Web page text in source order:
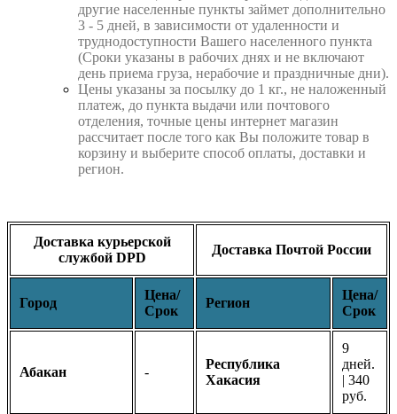
другие населенные пункты займет дополнительно
3 - 5 дней, в зависимости от удаленности и
труднодоступности Вашего населенного пункта
(Сроки указаны в рабочих днях и не включают
день приема груза, нерабочие и праздничные дни).
Цены указаны за посылку до 1 кг., не наложенный
платеж, до пункта выдачи или почтового
отделения, точные цены интернет магазин
рассчитает после того как Вы положите товар в
корзину и выберите способ оплаты, доставки и
регион.
Доставка курьерской
службой DPD
Доставка Почтой России
Город
Цена/
Срок
Регион
Цена/
Срок
Абакан -
Республика
Хакасия
9
дней.
| 340
руб.